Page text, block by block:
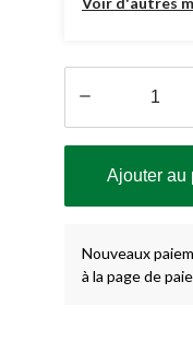
Ajouter au
Nouveaux
à la page de